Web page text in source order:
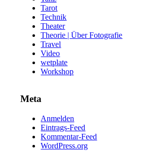
Tarot
Technik
Theater
Theorie | Über Fotografie
Travel
Video
wetplate
Workshop
Meta
Anmelden
Eintrags-Feed
Kommentar-Feed
WordPress.org